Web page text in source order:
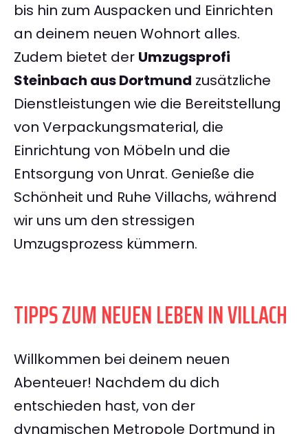
bis hin zum Auspacken und Einrichten
an deinem neuen Wohnort alles.
Zudem bietet der Umzugsprofi
Steinbach aus Dortmund zusätzliche
Dienstleistungen wie die Bereitstellung
von Verpackungsmaterial, die
Einrichtung von Möbeln und die
Entsorgung von Unrat. Genieße die
Schönheit und Ruhe Villachs, während
wir uns um den stressigen
Umzugsprozess kümmern.
TIPPS ZUM NEUEN LEBEN IN VILLACH
Willkommen bei deinem neuen
Abenteuer! Nachdem du dich
entschieden hast, von der
dynamischen Metropole Dortmund in